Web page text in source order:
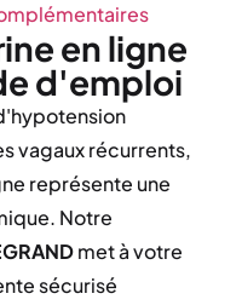
en ligne
d'emploi
vagaux récurrents,
représente une
Notre
met à votre
sécurisé